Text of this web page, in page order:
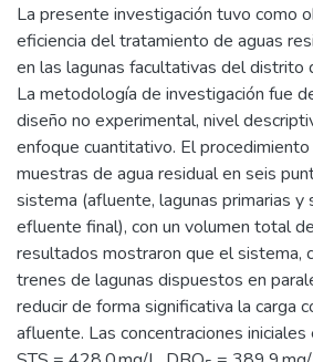
La presente investigación tuvo como
eficiencia del tratamiento de aguas
en las lagunas facultativas del distrito
La metodología de investigación fue
diseño no experimental, nivel
enfoque cuantitativo. El
muestras de agua residual en seis
sistema (afluente, lagunas primarias y
efluente final), con un volumen total
resultados mostraron que el sistema,
trenes de lagunas dispuestos en
reducir de forma significativa la carga
afluente. Las concentraciones